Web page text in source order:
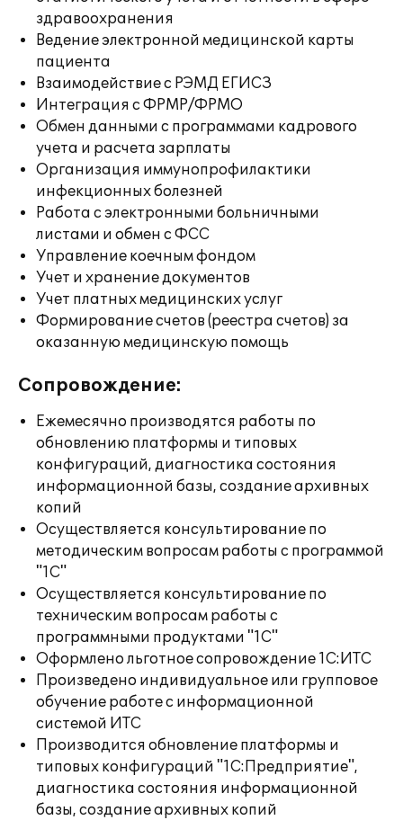
здравоохранения
Ведение электронной медицинской карты
пациента
Взаимодействие с РЭМД ЕГИСЗ
Интеграция с ФРМР/ФРМО
Обмен данными с программами кадрового
учета и расчета зарплаты
Организация иммунопрофилактики
инфекционных болезней
Работа с электронными больничными
листами и обмен с ФСС
Управление коечным фондом
Учет и хранение документов
Учет платных медицинских услуг
Формирование счетов (реестра счетов) за
оказанную медицинскую помощь
Сопровождение:
Ежемесячно производятся работы по
обновлению платформы и типовых
конфигураций, диагностика состояния
информационной базы, создание архивных
копий
Осуществляется консультирование по
методическим вопросам работы с программой
"1С"
Осуществляется консультирование по
техническим вопросам работы с
программными продуктами "1С"
Оформлено льготное сопровождение 1С:ИТС
Произведено индивидуальное или групповое
обучение работе с информационной
системой ИТС
Производится обновление платформы и
типовых конфигураций "1С:Предприятие",
диагностика состояния информационной
базы, создание архивных копий